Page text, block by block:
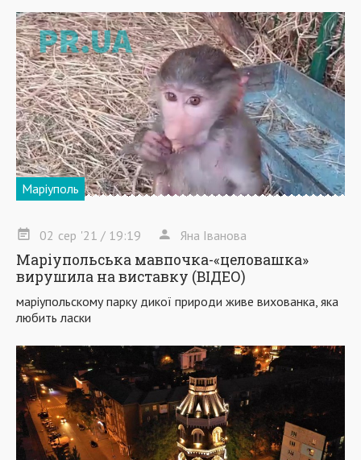
Маріуполь
02 сер '21 / 19:19 Яна Іванова
Маріупольська мавпочка-«целовашка»
вирушила на виставку (ВІДЕО)
маріупольскому парку дикої природи живе вихованка, яка
любить ласки